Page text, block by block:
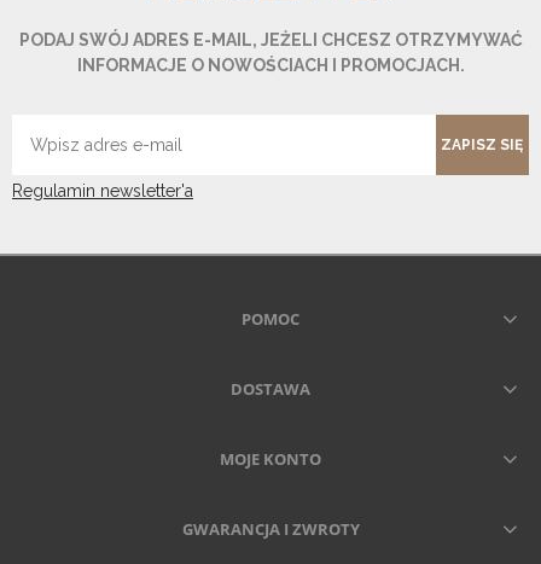
PODAJ SWÓJ ADRES E-MAIL, JEŻELI CHCESZ OTRZYMYWAĆ
INFORMACJE O NOWOŚCIACH I PROMOCJACH.
ZAPISZ SIĘ
Regulamin newsletter'a
POMOC
DOSTAWA
MOJE KONTO
GWARANCJA I ZWROTY